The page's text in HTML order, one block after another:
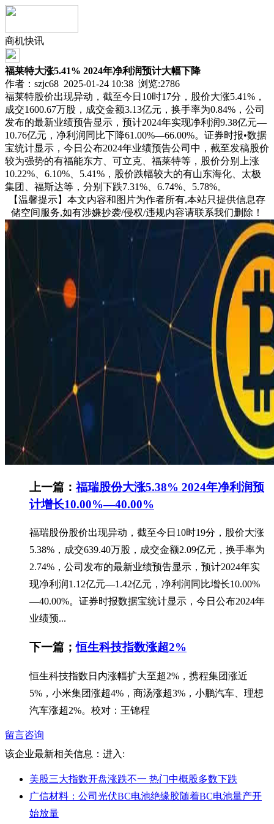
商机快讯
福莱特大涨5.41% 2024年净利润预计大幅下降
作者：szjc68 2025-01-24 10:38 浏览:2786
福莱特股价出现异动，截至今日10时17分，股价大涨5.41%，
成交1600.67万股，成交金额3.13亿元，换手率为0.84%，公司
发布的最新业绩预告显示，预计2024年实现净利润9.38亿元—
10.76亿元，净利润同比下降61.00%—66.00%。证券时报•数据
宝统计显示，今日公布2024年业绩预告公司中，截至发稿股价
较为强势的有福能东方、可立克、福莱特等，股价分别上涨
10.22%、6.10%、5.41%，股价跌幅较大的有山东海化、太极
集团、福斯达等，分别下跌7.31%、6.74%、5.78%。
【温馨提示】本文内容和图片为作者所有,本站只提供信息存
储空间服务,如有涉嫌抄袭/侵权/违规内容请联系我们删除！
上一篇：福瑞股份大涨5.38% 2024年净利润预
计增长10.00%—40.00%
福瑞股份股价出现异动，截至今日10时19分，股价大涨
5.38%，成交639.40万股，成交金额2.09亿元，换手率为
2.74%，公司发布的最新业绩预告显示，预计2024年实
现净利润1.12亿元—1.42亿元，净利润同比增长10.00%
—40.00%。证券时报数据宝统计显示，今日公布2024年
业绩预...
下一篇；恒生科技指数涨超2%
恒生科技指数日内涨幅扩大至超2%，携程集团涨近
5%，小米集团涨超4%，商汤涨超3%，小鹏汽车、理想
汽车涨超2%。校对：王锦程
留言咨询
该企业最新相关信息： 进入:
美股三大指数开盘涨跌不一 热门中概股多数下跌
广信材料：公司光伏BC电池绝缘胶随着BC电池量产开
始放量